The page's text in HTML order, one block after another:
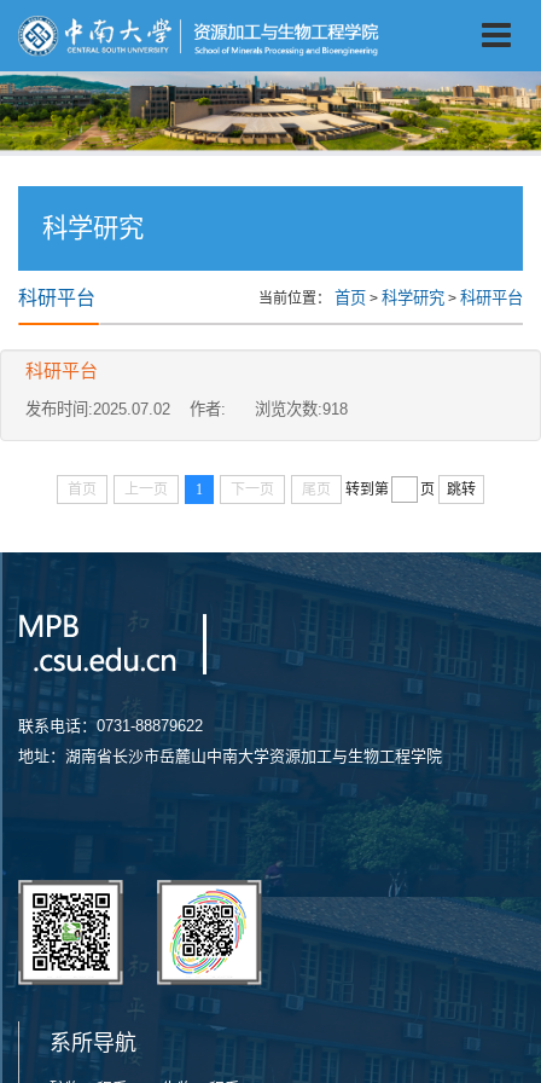
科学研究
科研平台 当前位置： 首页 > 科学研究 > 科研平台
科研平台
发布时间:2025.07.02 作者: 浏览次数:918
首页 上一页 1 下一页 尾页 转到第 页 跳转
联系电话：0731-88879622
地址：湖南省长沙市岳麓山中南大学资源加工与生物工程学院
系所导航